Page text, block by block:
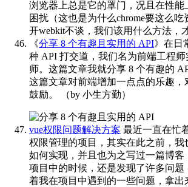
浏览器上总是它的罩门，况且在性能
困扰（这也是为什么chrome要这么
开webkit不谈，我们该用什么方法，
《分享 8 个有趣且实用的 API》在日
种 API 打交道，我们名为前端工程
师。这篇文章我就分享 8 个有趣的
这篇文章对前端增加一点点的乐趣，
鼓励。
（by 小生方勤）
vue权限问题解决方案 最近一直在忙
权限管理的项目，其实在此之前，我
如何实现，并且也为之写过一篇博客
项目中的时候，还是发现了许多问题
着我在项目中遇到的一些问题，拿出